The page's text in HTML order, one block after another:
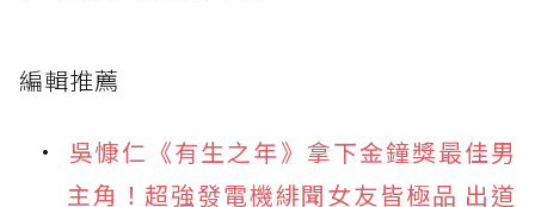
編輯推薦
吳慷仁《有生之年》拿下金鐘獎最佳男
主角！超強發電機緋聞女友皆極品 出道